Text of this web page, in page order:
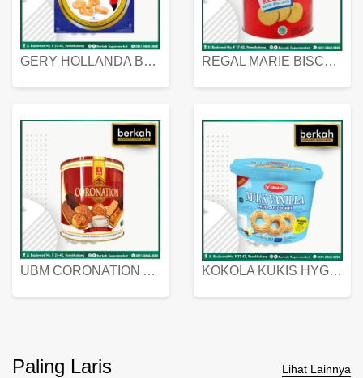
GERY HOLLANDA BUTTER COOKIES 450 GRAM REGAL MARIE BISCUIT KALENG 550 GRAM
UBM CORONATION ASSORTED BISKUIT KALENG 450 GRAM KOKOLA KUKIS HYGIENIC MILK VANILLA PACK 320 GR
Paling Laris Lihat Lainnya